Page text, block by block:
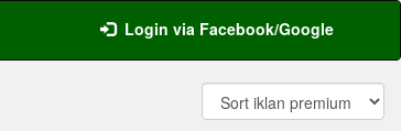
Login via Facebook/Google